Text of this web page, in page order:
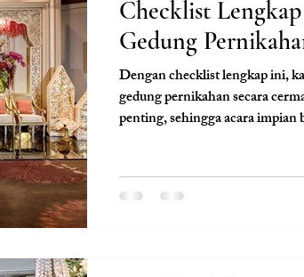
Pernikahan
Checklist
Gedung
Dengan checklist lengkap ini,
gedung pernikahan secara
penting, sehingga acara impian